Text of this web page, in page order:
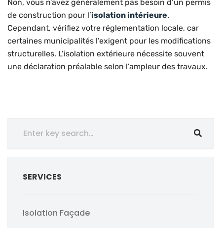
Non, vous n’avez généralement pas besoin d’un permis
de construction pour l’isolation intérieure.
Cependant, vérifiez votre réglementation locale, car
certaines municipalités l’exigent pour les modifications
structurelles. L’isolation extérieure nécessite souvent
une déclaration préalable selon l’ampleur des travaux.
SERVICES
Isolation Façade